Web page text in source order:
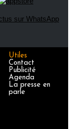
Utiles
Contact
Publicité
Agenda
La presse en
parle